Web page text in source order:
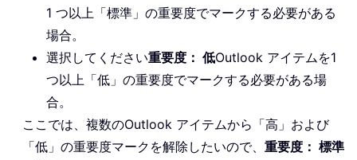
1 つ以上「標準」の重要度でマークする必要がある
場合。
選択してください重要度： 低Outlook アイテムを1
つ以上「低」の重要度でマークする必要がある場
合。
ここでは、複数のOutlook アイテムから「高」および
「低」の重要度マークを解除したいので、 重要度： 標準